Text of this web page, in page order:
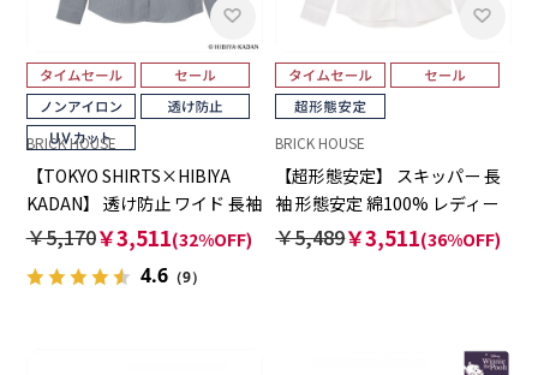
BRICK HOUSE
【TOKYO SHIRTS×HIBIYA
KADAN】 透け防止 ワイド 長袖
形態安定 レディースシャツ
￥5,170￥3,511(32%OFF)
4.6（9）
BRICK HOUSE
【超形態安定】 スキッパー 長
袖 形態安定 綿100% レディー
スシャツ
￥5,489￥3,511(36%OFF)